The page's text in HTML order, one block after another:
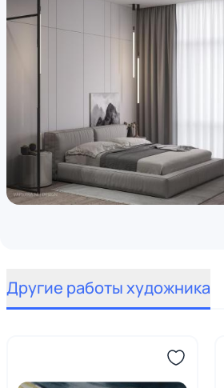
Другие работы художника